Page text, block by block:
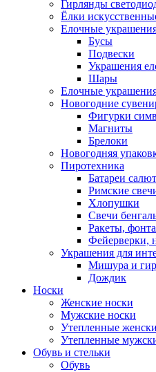
Гирлянды
Ёлки
Елочные
Бусы
Подвески
Украшения
Шары
Елочные
Новогодние
Фигурки
Магниты
Брелоки
Новогодняя
Пиротехника
Батареи
Римские
Хлопушки
Свечи
Ракеты,
Фейерверки,
Украшения для
Мишура и
Дождик
Носки
Женские носки
Мужские носки
Утепленные
Утепленные
Обувь и стельки
Обувь